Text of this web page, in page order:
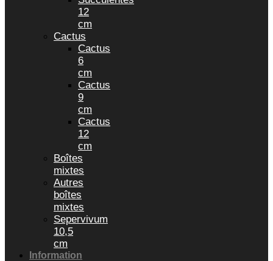
12
cm
Cactus
Cactus
6
cm
Cactus
9
cm
Cactus
12
cm
Boîtes
mixtes
Autres
boîtes
mixtes
Sepervivum
10,5
cm
Information